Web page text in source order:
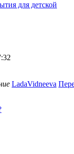
для детской
LadaVidneeva